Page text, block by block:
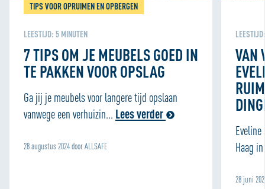
TIPS VOOR OPRUIMEN EN OPBERGEN
LEESTIJD: 5 MINUTEN
7 TIPS OM JE MEUBELS GOED IN
TE PAKKEN VOOR OPSLAG
Ga jij je meubels voor langere tijd opslaan
vanwege een verhuizin... Lees verder
28 augustus 2024 door ALLSAFE
VAN
Haag
28 juni